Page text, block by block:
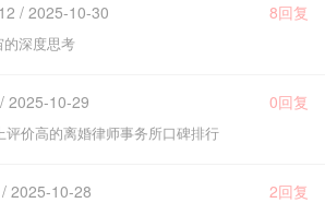
/ 2025-10-30 8回复
深度思考
2025-10-29 0回复
评价高的离婚律师事务所口碑排行
2025-10-28 2回复